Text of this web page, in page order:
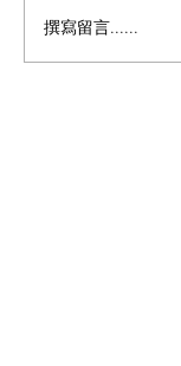
Leowl in
品｜內藤熊
撰寫留言......